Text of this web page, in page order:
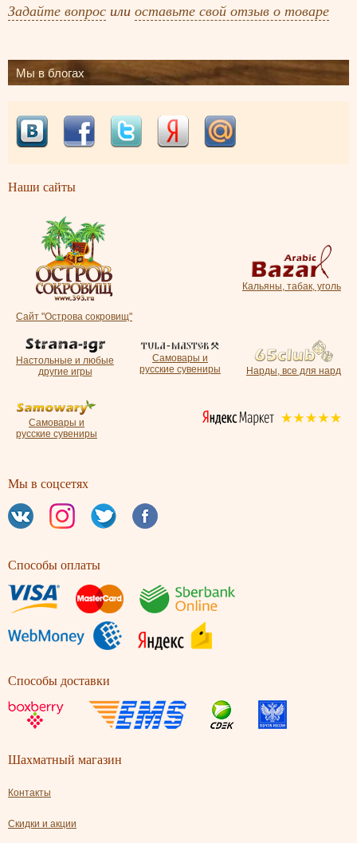
Задайте вопрос или оставьте свой отзыв о товаре
Мы в блогах
Наши сайты
Сайт "Острова сокровищ"
Кальяны, табак, уголь
Настольные и любые
другие игры
Самовары и
русские сувениры
Нарды, все для нард
Самовары и
русские сувениры
Мы в соцсетях
Способы оплаты
Способы доставки
Шахматный магазин
Контакты
Скидки и акции